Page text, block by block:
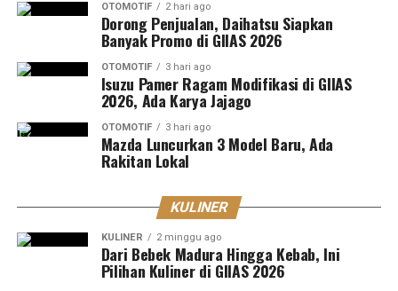
OTOMOTIF 2 hari ago
Dorong Penjualan, Daihatsu Siapkan
Banyak Promo di GIIAS 2026
OTOMOTIF 3 hari ago
Isuzu Pamer Ragam Modifikasi di GIIAS
2026, Ada Karya Jajago
OTOMOTIF 3 hari ago
Mazda Luncurkan 3 Model Baru, Ada
Rakitan Lokal
KULINER
KULINER 2 minggu ago
Dari Bebek Madura Hingga Kebab, Ini
Pilihan Kuliner di GIIAS 2026